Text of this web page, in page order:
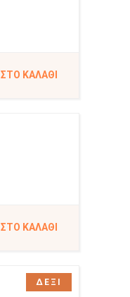
ΣΤΟ ΚΑΛΆΘΙ
ΣΤΟ ΚΑΛΆΘΙ
ΔΕΞΙ